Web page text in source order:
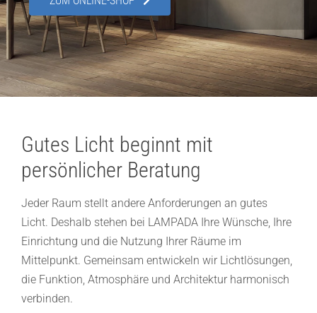
Showroom
Über uns
Kontakt
Gutes Licht beginnt mit
persönlicher Beratung
Jeder Raum stellt andere Anforderungen an gutes
Licht. Deshalb stehen bei LAMPADA Ihre Wünsche, Ihre
Einrichtung und die Nutzung Ihrer Räume im
Mittelpunkt. Gemeinsam entwickeln wir Lichtlösungen,
die Funktion, Atmosphäre und Architektur harmonisch
verbinden.